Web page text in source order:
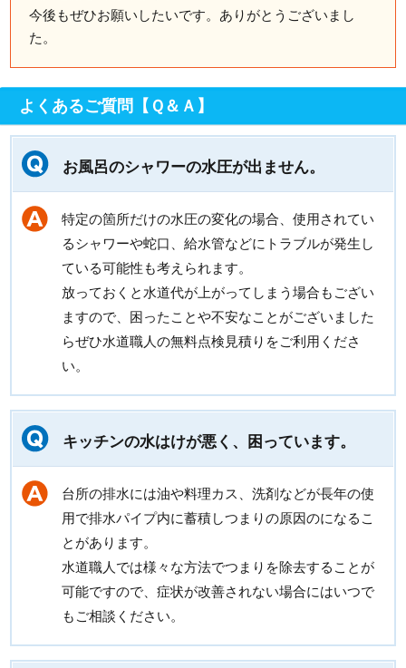
今後もぜひお願いしたいです。ありがとうございまし
た。
よくあるご質問【Ｑ＆Ａ】
お風呂のシャワーの水圧が出ません。
特定の箇所だけの水圧の変化の場合、使用されてい
るシャワーや蛇口、給水管などにトラブルが発生し
ている可能性も考えられます。
放っておくと水道代が上がってしまう場合もござい
ますので、困ったことや不安なことがございました
らぜひ水道職人の無料点検見積りをご利用くださ
い。
キッチンの水はけが悪く、困っています。
台所の排水には油や料理カス、洗剤などが長年の使
用で排水パイプ内に蓄積しつまりの原因のになるこ
とがあります。
水道職人では様々な方法でつまりを除去することが
可能ですので、症状が改善されない場合にはいつで
もご相談ください。